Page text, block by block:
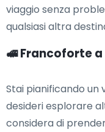
viaggio senza
qualsiasi altra
🚅 Francoforte a
Stai pianificando un
desideri esplorare
considera di